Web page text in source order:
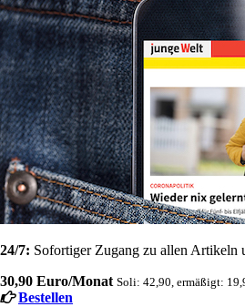
24/7: Sofortiger Zugang zu allen Artikeln
30,90 Euro/Monat Soli: 42,90, ermäßigt:
Bestellen